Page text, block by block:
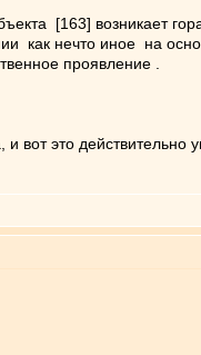
[163] возникает
как нечто иное на
проявление .
вот это действительно